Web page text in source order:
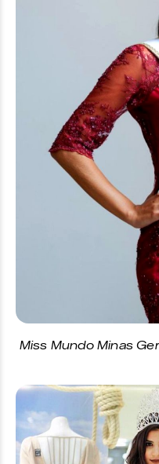
Miss Mundo Minas